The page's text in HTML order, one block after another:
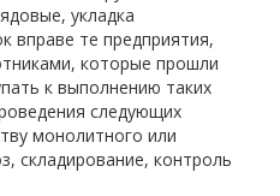
укладка
те предприятия,
которые прошли
к выполнению таких
следующих
монолитного или
складирование, контроль